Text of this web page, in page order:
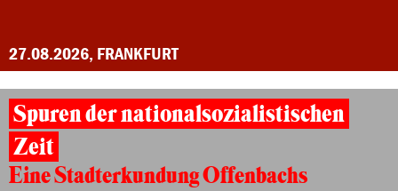
27.08.2026, FRANKFURT
Spuren der nationalsozialistischen
Zeit
Eine Stadterkundung Offenbachs